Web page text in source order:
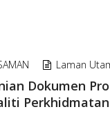
Laman
Dokumen
Perkhidmatan